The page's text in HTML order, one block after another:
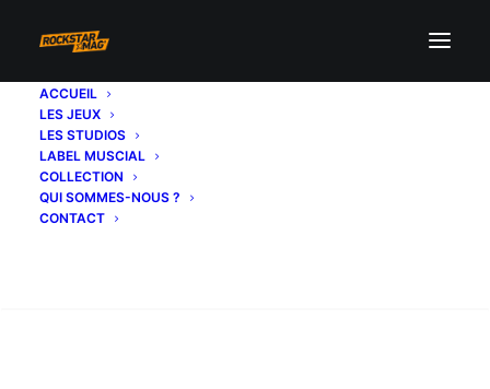
ACCUEIL
LES JEUX
LES STUDIOS
LABEL MUSCIAL
COLLECTION
QUI SOMMES-NOUS ?
CONTACT